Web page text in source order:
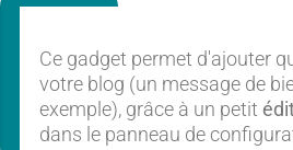
Ce gadget permet d'ajouter
votre blog (un message de
exemple), grâce à un petit
dans le panneau de